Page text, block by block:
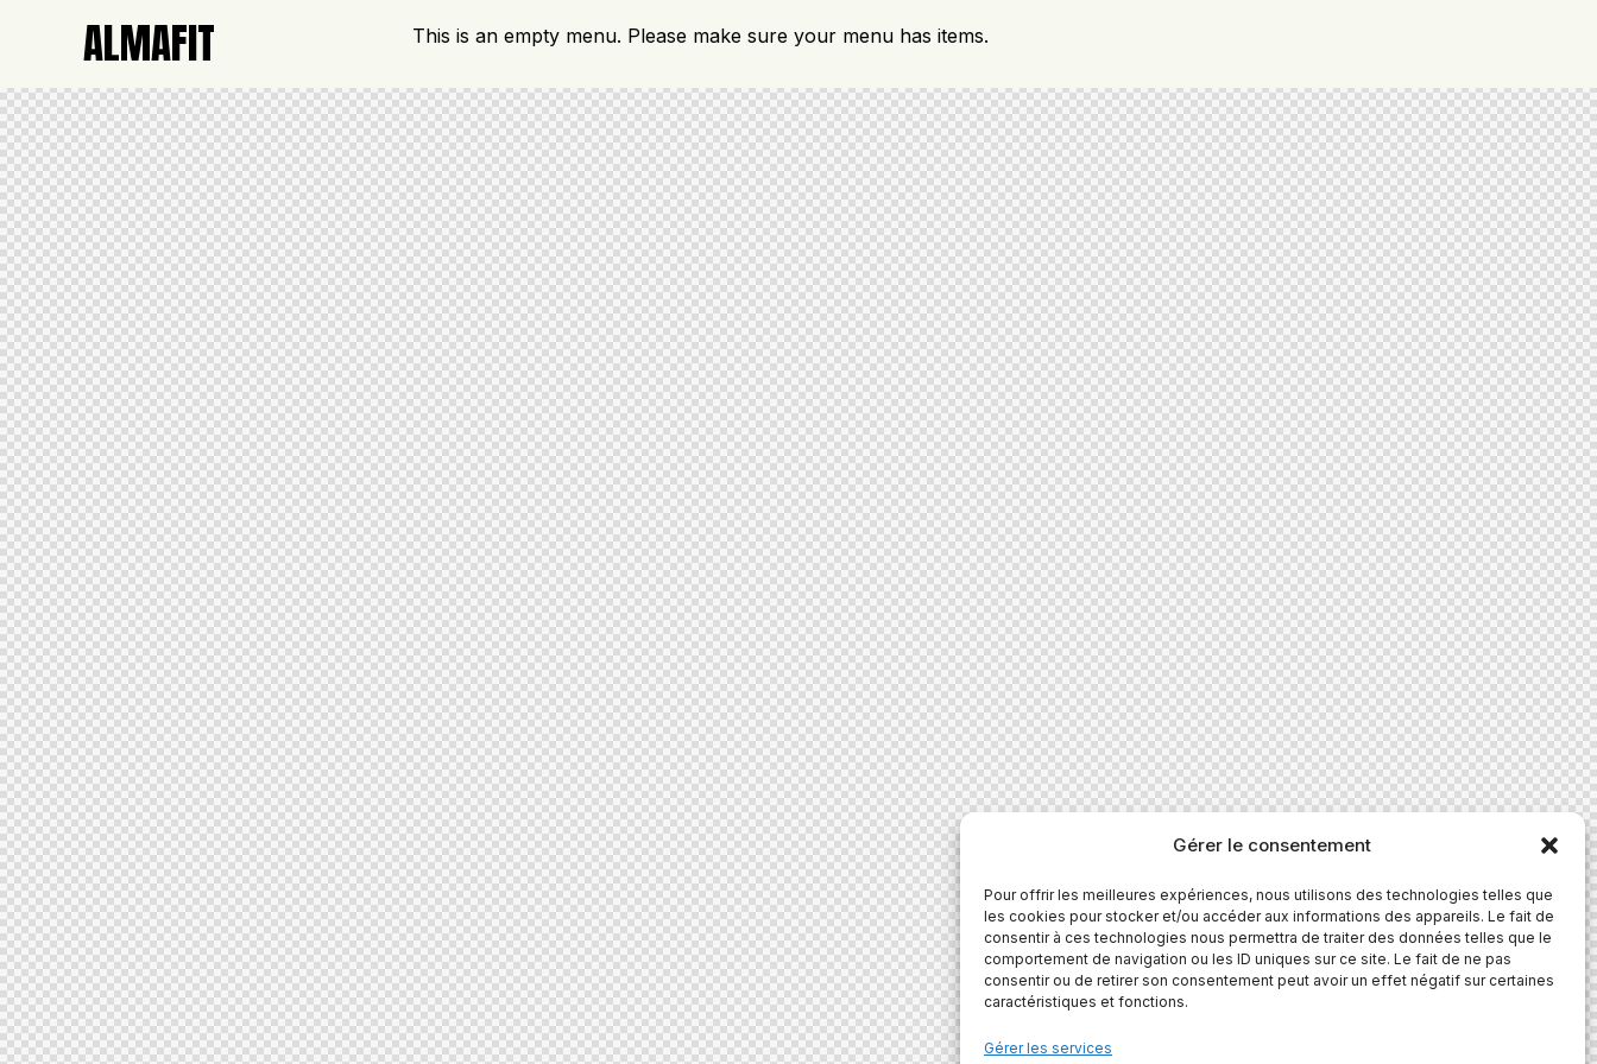
Gérer le consentement
Pour offrir les meilleures expériences, nous utilisons des technologies telles que
les cookies pour stocker et/ou accéder aux informations des appareils. Le fait de
consentir à ces technologies nous permettra de traiter des données telles que le
comportement de navigation ou les ID uniques sur ce site. Le fait de ne pas
consentir ou de retirer son consentement peut avoir un effet négatif sur certaines
caractéristiques et fonctions.
Gérer les services
ALMAFIT This is an empty menu. Please make sure your menu has items.